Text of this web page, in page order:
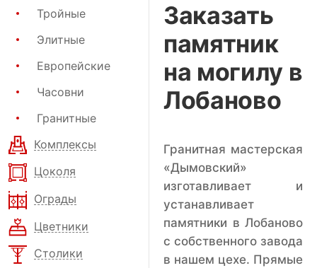
Тройные
Элитные
Европейские
Часовни
Гранитные
Комплексы
Цоколя
Ограды
Цветники
Столики
Заказать
памятник
на могилу в
Лобаново
Гранитная мастерская
«Дымовский»
изготавливает и
устанавливает
памятники в Лобаново
с собственного завода
в нашем цехе. Прямые